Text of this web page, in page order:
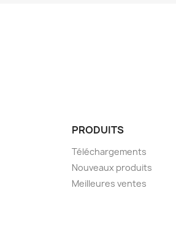
PRODUITS
Téléchargements
Nouveaux produits
Meilleures ventes